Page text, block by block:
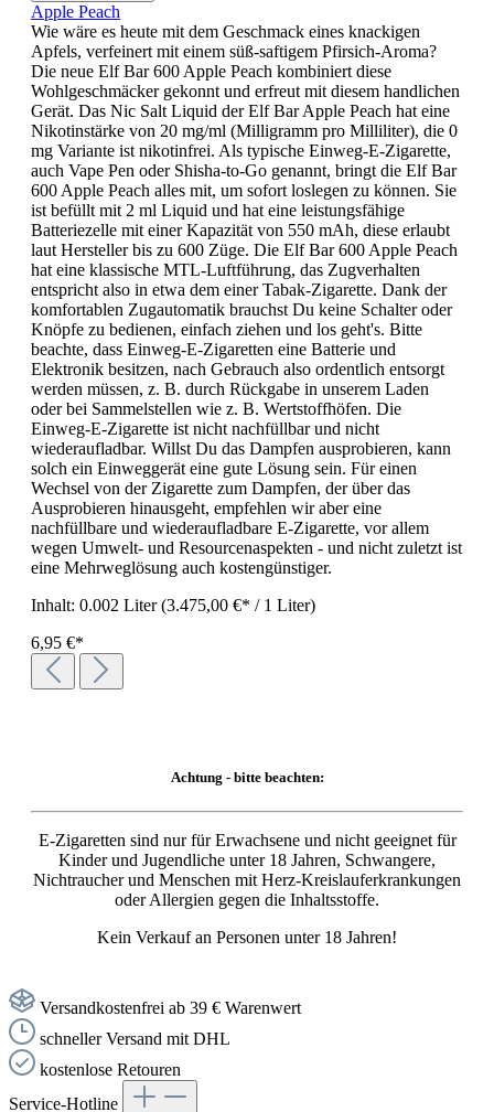
Apple Peach
Wie wäre es heute mit dem Geschmack eines knackigen
Apfels, verfeinert mit einem süß-saftigem Pfirsich-Aroma?
Die neue Elf Bar 600 Apple Peach kombiniert diese
Wohlgeschmäcker gekonnt und erfreut mit diesem handlichen
Gerät. Das Nic Salt Liquid der Elf Bar Apple Peach hat eine
Nikotinstärke von 20 mg/ml (Milligramm pro Milliliter), die 0
mg Variante ist nikotinfrei. Als typische Einweg-E-Zigarette,
auch Vape Pen oder Shisha-to-Go genannt, bringt die Elf Bar
600 Apple Peach alles mit, um sofort loslegen zu können. Sie
ist befüllt mit 2 ml Liquid und hat eine leistungsfähige
Batteriezelle mit einer Kapazität von 550 mAh, diese erlaubt
laut Hersteller bis zu 600 Züge. Die Elf Bar 600 Apple Peach
hat eine klassische MTL-Luftführung, das Zugverhalten
entspricht also in etwa dem einer Tabak-Zigarette. Dank der
komfortablen Zugautomatik brauchst Du keine Schalter oder
Knöpfe zu bedienen, einfach ziehen und los geht's. Bitte
beachte, dass Einweg-E-Zigaretten eine Batterie und
Elektronik besitzen, nach Gebrauch also ordentlich entsorgt
werden müssen, z. B. durch Rückgabe in unserem Laden
oder bei Sammelstellen wie z. B. Wertstoffhöfen. Die
Einweg-E-Zigarette ist nicht nachfüllbar und nicht
wiederaufladbar. Willst Du das Dampfen ausprobieren, kann
solch ein Einweggerät eine gute Lösung sein. Für einen
Wechsel von der Zigarette zum Dampfen, der über das
Ausprobieren hinausgeht, empfehlen wir aber eine
nachfüllbare und wiederaufladbare E-Zigarette, vor allem
wegen Umwelt- und Resourcenaspekten - und nicht zuletzt ist
eine Mehrweglösung auch kostengünstiger.
Inhalt: 0.002 Liter(3.475,00 €* / 1 Liter)
6,95 €*
Achtung - bitte beachten:
E-Zigaretten sind nur für Erwachsene und nicht geeignet für
Kinder und Jugendliche unter 18 Jahren, Schwangere,
Nichtraucher und Menschen mit Herz-Kreislauferkrankungen
oder Allergien gegen die Inhaltsstoffe.
Kein Verkauf an Personen unter 18 Jahren!
Versandkostenfrei ab 39 € Warenwert
schneller Versand mit DHL
kostenlose Retouren
Service-Hotline